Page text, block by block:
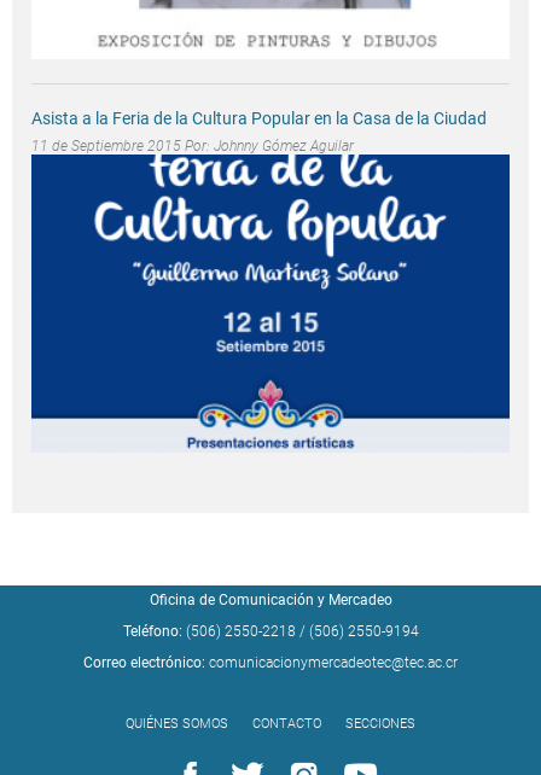
Asista a la Feria de la Cultura Popular en la Casa de la Ciudad
11 de Septiembre 2015 Por: Johnny Gómez Aguilar
Oficina de Comunicación y Mercadeo
Teléfono: (506) 2550-2218 / (506) 2550-9194
Correo electrónico: comunicacionymercadeotec@tec.ac.cr
QUIÉNES SOMOS CONTACTO SECCIONES